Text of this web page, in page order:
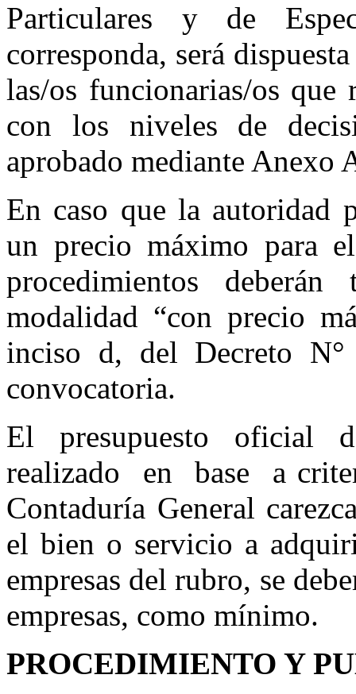
Particulares y de
corresponda, será
las/os funcionarias/os que
con los niveles de
aprobado mediante Anexo
En caso que la autoridad
un precio máximo para
procedimientos
modalidad “con precio
inciso d, del Decreto
convocatoria.
El presupuesto oficial
realizado en base a
Contaduría General
el bien o servicio a
empresas del rubro, se
empresas, como mínimo.
PROCEDIMIENTO Y